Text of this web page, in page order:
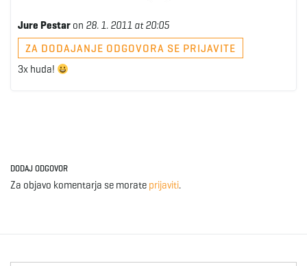
Jure Pestar on 28. 1. 2011 at 20:05
ZA DODAJANJE ODGOVORA SE PRIJAVITE
3x huda!
DODAJ ODGOVOR
Za objavo komentarja se morate prijaviti.